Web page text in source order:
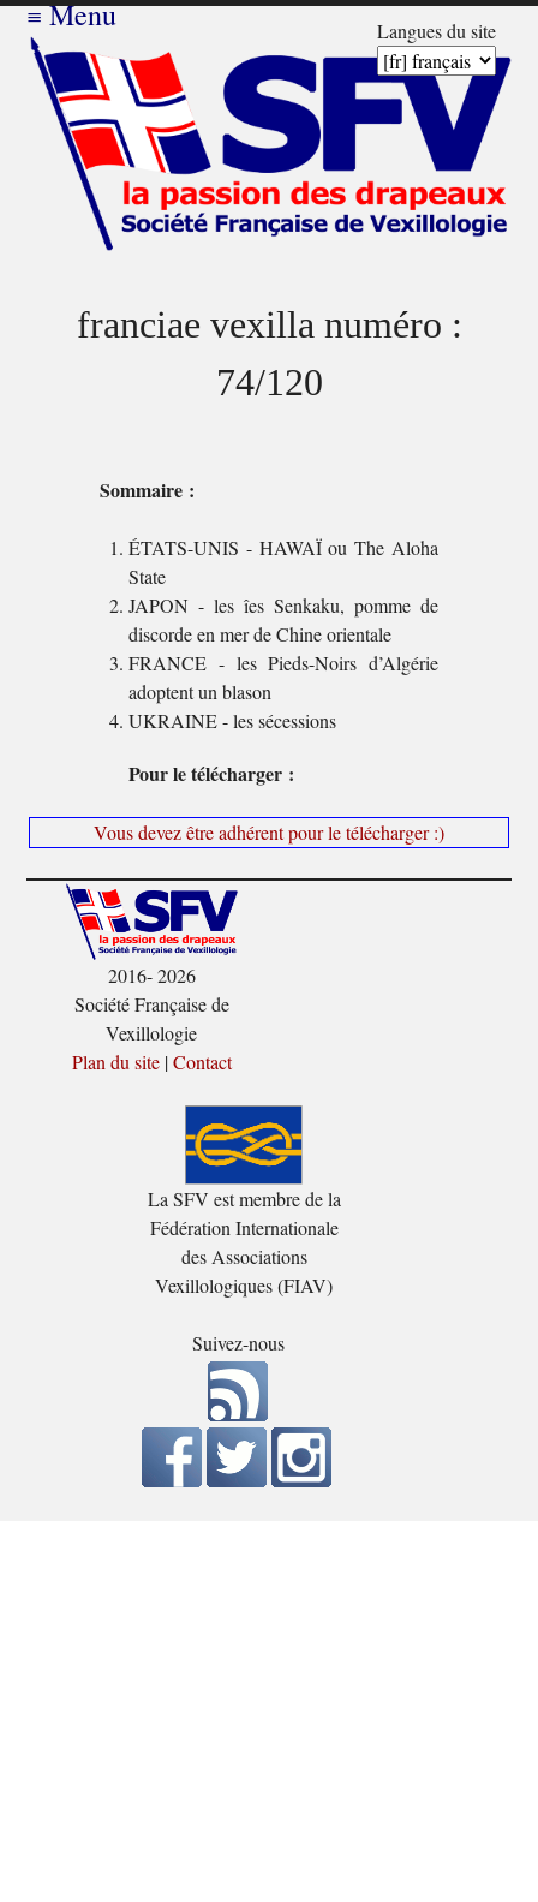
Langues du site
≡Menu
franciae vexilla numéro :
74/120
Sommaire :
ÉTATS-UNIS - HAWAÏ ou The Aloha
State
JAPON - les îes Senkaku, pomme de
discorde en mer de Chine orientale
FRANCE - les Pieds-Noirs d’Algérie
adoptent un blason
UKRAINE - les sécessions
Pour le télécharger :
Vous devez être adhérent pour le télécharger :)
2016- 2026
Société Française de
Vexillologie
Plan du site|Contact
La SFV est membre de la
Fédération Internationale
des Associations
Vexillologiques (FIAV)
Suivez-nous